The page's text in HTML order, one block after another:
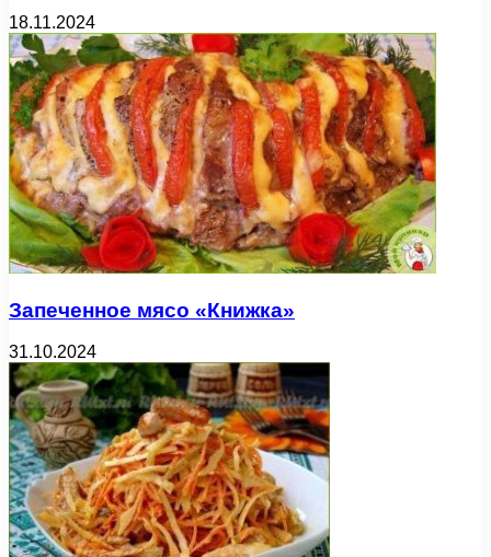
18.11.2024
Запеченное мясо «Книжка»
31.10.2024